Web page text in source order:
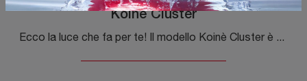
Koinè Cluster
Ecco la luce che fa per te! Il modello Koinè Cluster è una tra le nostre lampade a sospensione di Luceplan.